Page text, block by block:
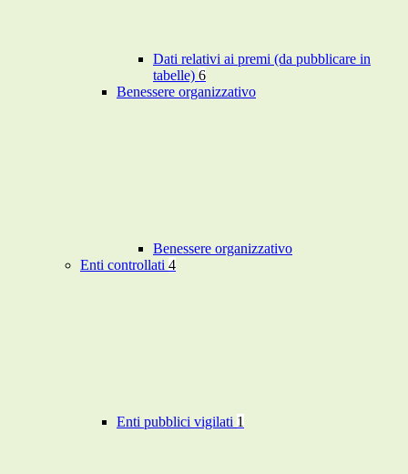
Dati relativi ai premi (da pubblicare in
tabelle) 6
Benessere organizzativo
Benessere organizzativo
Enti controllati 4
Enti pubblici vigilati 1